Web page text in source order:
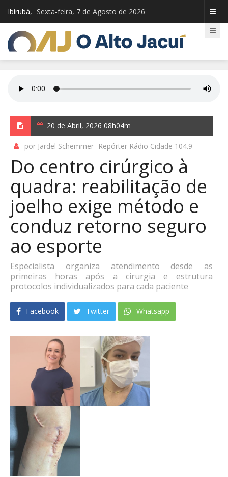
Ibirubá, Sexta-feira, 7 de Agosto de 2026
20 de Abril, 2026 08h04m
por Jardel Schemmer- Repórter Rádio Cidade 104.9
Do centro cirúrgico à
quadra: reabilitação de
joelho exige método e
conduz retorno seguro
ao esporte
Especialista organiza atendimento desde as
primeiras horas após a cirurgia e estrutura
protocolos individualizados para cada paciente
Facebook Twitter Whatsapp